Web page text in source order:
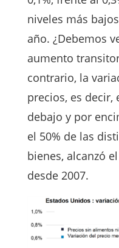
niveles más
año. ¿Debemos
aumento
contrario, la
precios, es
debajo y por
el 50% de las
bienes, alcanzó
desde 2007.